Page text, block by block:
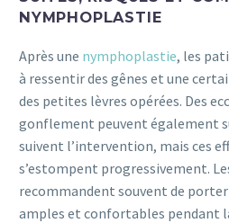
NYMPHOPLASTIE
Après une nymphoplastie, les
à ressentir des gênes et une
des petites lèvres opérées. Des
gonflement peuvent également
suivent l’intervention, mais ces
s’estompent progressivement.
recommandent souvent de
amples et confortables pendant